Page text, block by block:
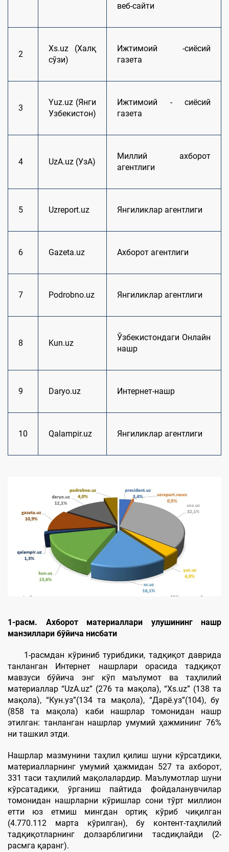
веб-сайти
2
Xs.uz (Халқ
сўзи)
Ижтимоий -сиёсий
газета
3
Yuz.uz (Янги
Узбекистон)
Ижтимоий - сиёсий
газета
4 UzА.uz (УзА)
Миллий ахборот
агентлиги
5 Uzreport.uz Янгиликлар агентлиги
6 Gazeta.uz Ахборот агентлиги
7 Podrobno.uz Янгиликлар агентлиги
8 Kun.uz
Ўзбекистондаги Онлайн
нашр
9 Daryo.uz Интернет-нашр
10 Qalampir.uz Янгиликлар агентлиги
1-расм. Aхборот материаллари улушининг нашр
манзиллари бўйича нисбати
1-расмдан кўриниб турибдики, тадқиқот даврида
танланган Интернет нашрлари орасида тадқиқот
мавзуси бўйича энг кўп маълумот ва таҳлилий
материаллар “UzА.uz” (276 та мақола), “Xs.uz” (138 та
мақола), “Кун.уз”(134 та мақола), “Дарё.уз”(104), бу
(858 та мақола) каби нашрлар томонидан нашр
этилган: танланган нашрлар умумий ҳажмининг 76%
ни ташкил этди.
Нашрлар мазмунини таҳлил қилиш шуни кўрсатдики,
материалларнинг умумий ҳажмидан 527 та ахборот,
331 таси таҳлилий мақолалардир. Маълумотлар шуни
кўрсатадики, ўрганиш пайтида фойдаланувчилар
томонидан нашрларни кўришлар сони тўрт миллион
етти юз етмиш мингдан ортиқ кўриб чиқилган
(4.770.112 марта кўрилган), бу контент-таҳлилий
тадқиқотларнинг долзарблигини тасдиқлайди (2-
расмга қаранг).